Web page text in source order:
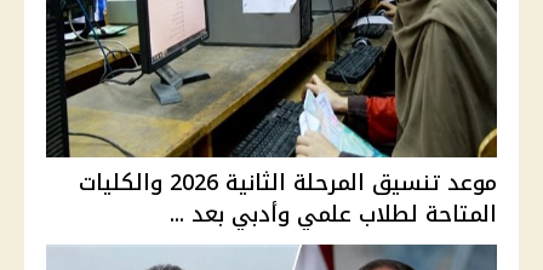
موعد تنسيق المرحلة الثانية 2026 والكليات
المتاحة لطلاب علمي وأدبي بعد ...